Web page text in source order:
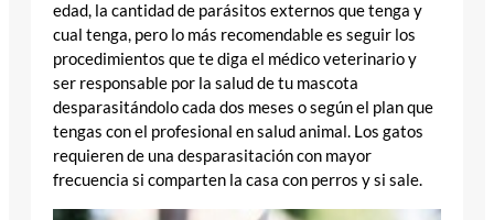
edad, la cantidad de parásitos externos que tenga y
cual tenga, pero lo más recomendable es seguir los
procedimientos que te diga el médico veterinario y
ser responsable por la salud de tu mascota
desparasitándolo cada dos meses o según el plan que
tengas con el profesional en salud animal. Los gatos
requieren de una desparasitación con mayor
frecuencia si comparten la casa con perros y si sale.